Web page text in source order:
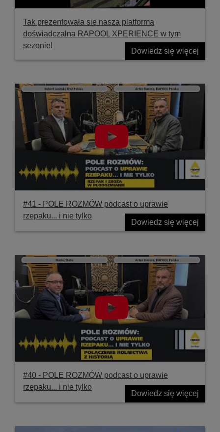
Tak prezentowała sie nasza platforma
doświadczalna RAPOOL XPERIENCE w tym
sezonie!
Dowiedz się więcej
#41 ‐ POLE ROZMÓW podcast o uprawie
rzepaku... i nie tylko
Dowiedz się więcej
#40 ‐ POLE ROZMÓW podcast o uprawie
rzepaku... i nie tylko
Dowiedz się więcej